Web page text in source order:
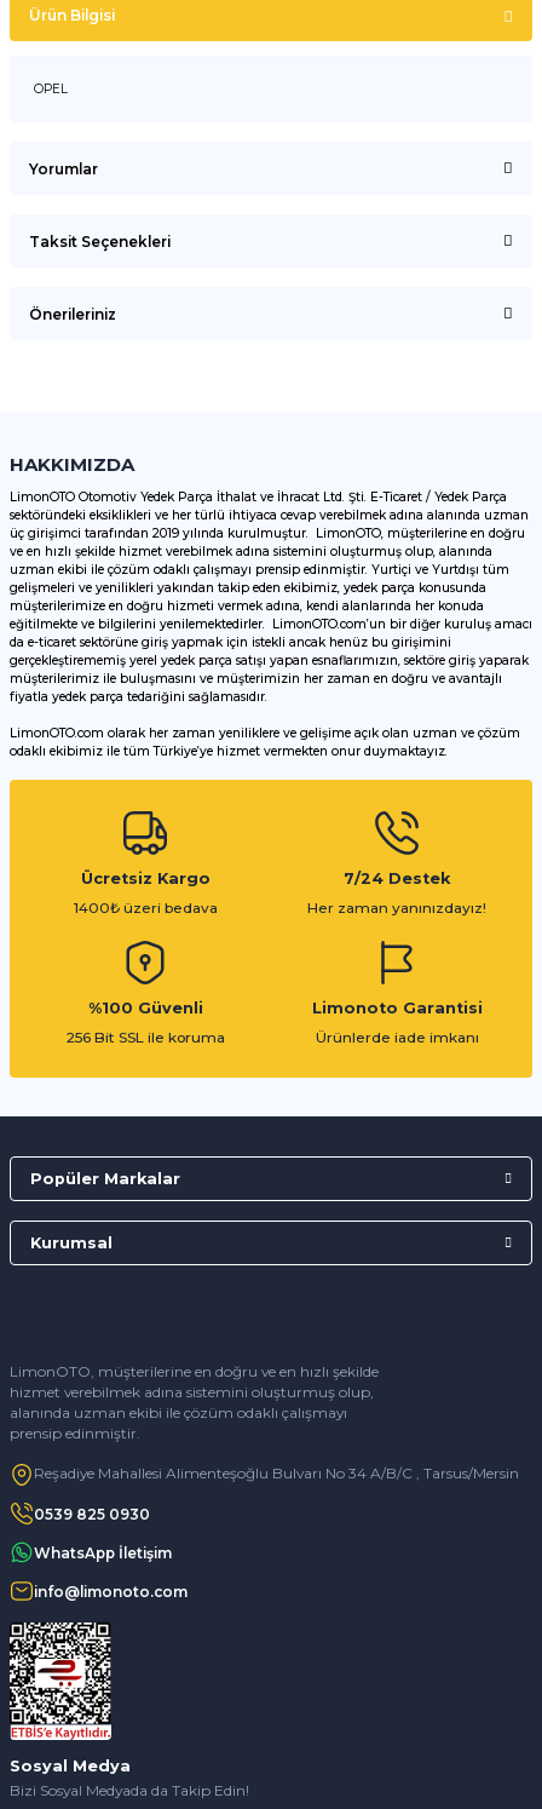
Ürün Bilgisi
OPEL
Yorumlar
Taksit Seçenekleri
Önerileriniz
Görüş ve önerileriniz için teşekkür ederiz.
Ürün resmi kalitesiz, bozuk veya görüntülenemiyor.
Ürün açıklamasında eksik bilgiler bulunuyor.
Ürün bilgilerinde hatalar bulunuyor.
Ürün fiyatı diğer sitelerden daha pahalı.
Bu ürüne benzer farklı alternatifler olmalı.
HAKKIMIZDA
LimonOTO Otomotiv Yedek Parça İthalat ve İhracat Ltd. Şti. E-Ticaret / Yedek Parça
sektöründeki eksiklikleri ve her türlü ihtiyaca cevap verebilmek adına alanında uzman
üç girişimci tarafından 2019 yılında kurulmuştur. LimonOTO, müşterilerine en doğru
ve en hızlı şekilde hizmet verebilmek adına sistemini oluşturmuş olup, alanında
uzman ekibi ile çözüm odaklı çalışmayı prensip edinmiştir. Yurtiçi ve Yurtdışı tüm
gelişmeleri ve yenilikleri yakından takip eden ekibimiz, yedek parça konusunda
müşterilerimize en doğru hizmeti vermek adına, kendi alanlarında her konuda
eğitilmekte ve bilgilerini yenilemektedirler. LimonOTO.com’un bir diğer kuruluş amacı
da e-ticaret sektörüne giriş yapmak için istekli ancak henüz bu girişimini
gerçekleştirememiş yerel yedek parça satışı yapan esnaflarımızın, sektöre giriş yaparak
müşterilerimiz ile buluşmasını ve müşterimizin her zaman en doğru ve avantajlı
fiyatla yedek parça tedariğini sağlamasıdır.
LimonOTO.com olarak her zaman yeniliklere ve gelişime açık olan uzman ve çözüm
odaklı ekibimiz ile tüm Türkiye’ye hizmet vermekten onur duymaktayız.
Ücretsiz Kargo
1400₺ üzeri bedava
7/24 Destek
Her zaman yanınızdayız!
%100 Güvenli
256 Bit SSL ile koruma
Limonoto Garantisi
Ürünlerde iade imkanı
LimonOTO, müşterilerine en doğru ve en hızlı şekilde
hizmet verebilmek adına sistemini oluşturmuş olup,
alanında uzman ekibi ile çözüm odaklı çalışmayı
prensip edinmiştir.
Reşadiye Mahallesi Alimenteşoğlu Bulvarı No 34 A/B/C , Tarsus/Mersin
0539 825 0930
WhatsApp İletişim
info@limonoto.com
Popüler Markalar
Kurumsal
Sosyal Medya
Bizi Sosyal Medyada da Takip Edin!